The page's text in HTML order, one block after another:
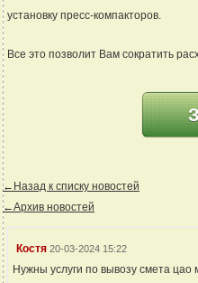
установку пресс-компакторов.
Все это позволит Вам сократить
←Назад к списку новостей
←Архив новостей
Костя 20-03-2024 15:22
Нужны услуги по вывозу смета